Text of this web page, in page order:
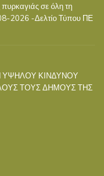
σε όλη τη
2026 -Δελτίο Τύπου ΠΕ
ΥΨΗΛΟΥ ΚΙΝΔΥΝΟΥ
ΤΟΥΣ ΔΗΜΟΥΣ ΤΗΣ